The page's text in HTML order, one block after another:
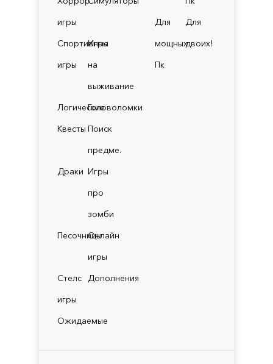
игры
Спортивные
игры
Игры
на
выживание
ЛогическиеГоловоломки
Квесты Поиск
предме.
Драки Игры
про
зомби
ПесочницыОнлайн
игры
Стелс
игры
Дополнения
Ожидаемые
Для
мощных
Пк
Для
двоих!